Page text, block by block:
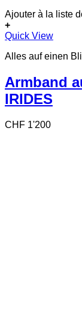
Ajouter à la liste
+
Quick View
Alles auf einen
Armband
IRIDES
CHF 1'200